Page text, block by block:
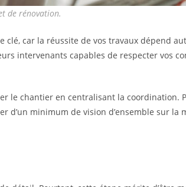
de rénovation.
clé, car la réussite de vos travaux dépend
intervenants capables de respecter vos
le chantier en centralisant la coordination.
d’un minimum de vision d’ensemble sur la